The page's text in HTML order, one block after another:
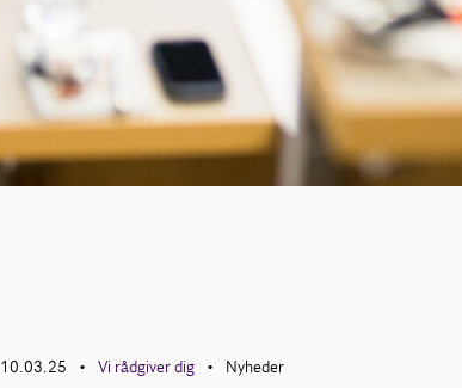
10.03.25 • Vi rådgiver dig • Nyheder